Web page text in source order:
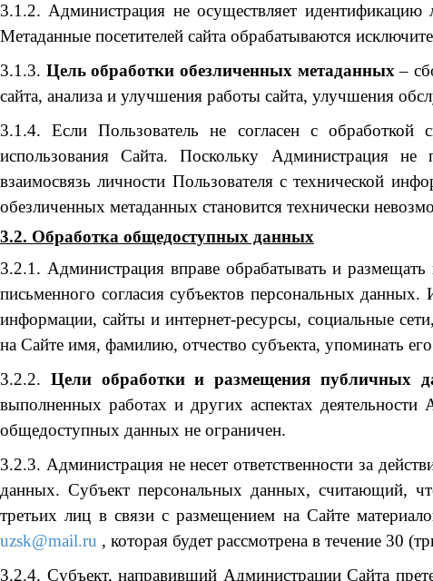
3.1.2. Администрация не осуществляет идентификацию
Метаданные посетителей сайта обрабатываются
3.1.3. Цель обработки обезличенных метаданных–
сайта, анализа и улучшения работы сайта, улучшения
3.1.4. Если Пользователь не согласен с обработкой
использования Сайта. Поскольку Администрация
взаимосвязь личности Пользователя с технической
обезличенных метаданных становится технически
3.2. Обработка общедоступных данных
3.2.1. Администрация вправе обрабатывать и
письменного согласия субъектов персональных
информации, сайты и интернет-ресурсы, социальные
на Сайте имя, фамилию, отчество субъекта, упоминать
3.2.2. Цели обработки и размещения публичных
выполненных работах и других аспектах
общедоступных данных не ограничен.
3.2.3. Администрация не несет ответственности за
данных. Субъект персональных данных, считающий,
третьих лиц в связи с размещением на Сайте
uzsk@mail.ru , которая будет рассмотрена в течение 30
3.2.4. Субъект, направивший Администрации Сайта